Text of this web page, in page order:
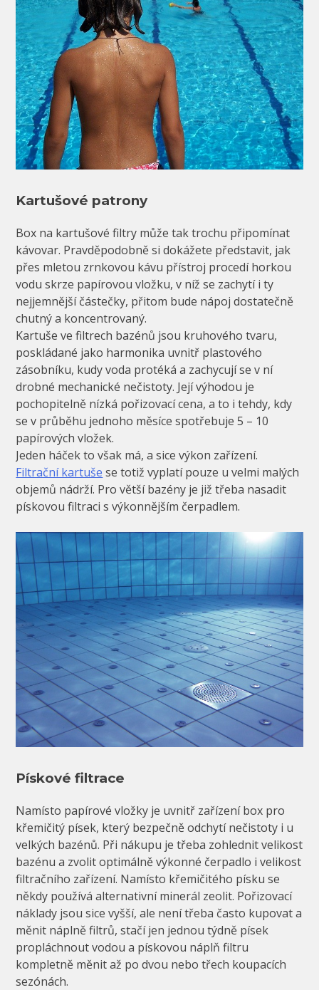
Kartušové patrony
Box na kartušové filtry může tak trochu připomínat
kávovar. Pravděpodobně si dokážete představit, jak
přes mletou zrnkovou kávu přístroj procedí horkou
vodu skrze papírovou vložku, v níž se zachytí i ty
nejjemnější částečky, přitom bude nápoj dostatečně
chutný a koncentrovaný.
Kartuše ve filtrech bazénů jsou kruhového tvaru,
poskládané jako harmonika uvnitř plastového
zásobníku, kudy voda protéká a zachycují se v ní
drobné mechanické nečistoty. Její výhodou je
pochopitelně nízká pořizovací cena, a to i tehdy, kdy
se v průběhu jednoho měsíce spotřebuje 5 – 10
papírových vložek.
Jeden háček to však má, a sice výkon zařízení.
Filtrační kartuše se totiž vyplatí pouze u velmi malých
objemů nádrží. Pro větší bazény je již třeba nasadit
pískovou filtraci s výkonnějším čerpadlem.
Pískové filtrace
Namísto papírové vložky je uvnitř zařízení box pro
křemičitý písek, který bezpečně odchytí nečistoty i u
velkých bazénů. Při nákupu je třeba zohlednit velikost
bazénu a zvolit optimálně výkonné čerpadlo i velikost
filtračního zařízení. Namísto křemičitého písku se
někdy používá alternativní minerál zeolit. Pořizovací
náklady jsou sice vyšší, ale není třeba často kupovat a
měnit náplně filtrů, stačí jen jednou týdně písek
propláchnout vodou a pískovou náplň filtru
kompletně měnit až po dvou nebo třech koupacích
sezónách.